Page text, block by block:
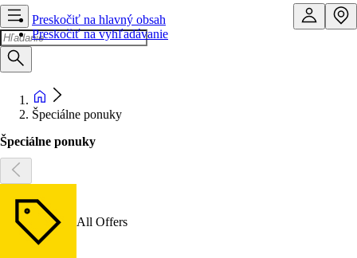
Preskočiť na hlavný obsah
Preskočiť na vyhľadávanie
Špeciálne ponuky
Špeciálne ponuky
All Offers